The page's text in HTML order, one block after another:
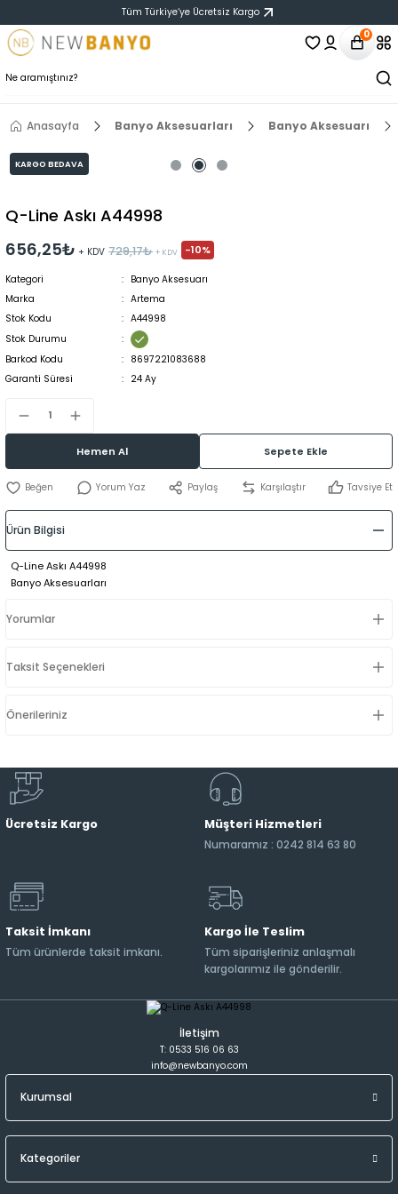
Tüm Türkiye‘ye Ücretsiz Kargo
0
Anasayfa Banyo Aksesuarları Banyo Aksesuarı
KARGO BEDAVA
Q-Line Askı A44998
656,25₺ + KDV 729,17₺ + KDV -10%
Kategori
Banyo Aksesuarı
Marka
Artema
Stok Kodu
A44998
Stok Durumu
Barkod Kodu
8697221083688
Garanti Süresi
24 Ay
Hemen Al Sepete Ekle
Yorum Yaz Paylaş Karşılaştır Tavsiye Et
Ürün Bilgisi
Q-Line Askı A44998
Banyo Aksesuarları
Yorumlar
Taksit Seçenekleri
Önerileriniz
Ücretsiz Kargo Müşteri Hizmetleri
Numaramız : 0242 814 63 80
Taksit İmkanı
Tüm ürünlerde taksit imkanı.
Kargo İle Teslim
Tüm siparişleriniz anlaşmalı
kargolarımız ile gönderilir.
İletişim
T: 0533 516 06 63
info@newbanyo.com
Kurumsal
Kategoriler